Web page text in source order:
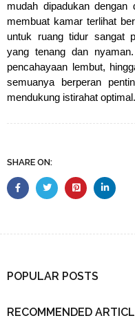
mudah dipadukan dengan
membuat kamar terlihat
untuk ruang tidur sangat
yang tenang dan
pencahayaan lembut,
semuanya berperan
mendukung istirahat optimal.
SHARE ON:
POPULAR POSTS
RECOMMENDED